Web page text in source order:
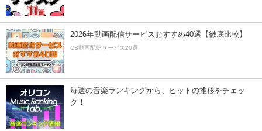
2026年動画配信サービスおすすめ40選【徹底比較】
CS動画配信サービス20選
毎週の音楽ランキングから、ヒットの推移をチェッ
ク！